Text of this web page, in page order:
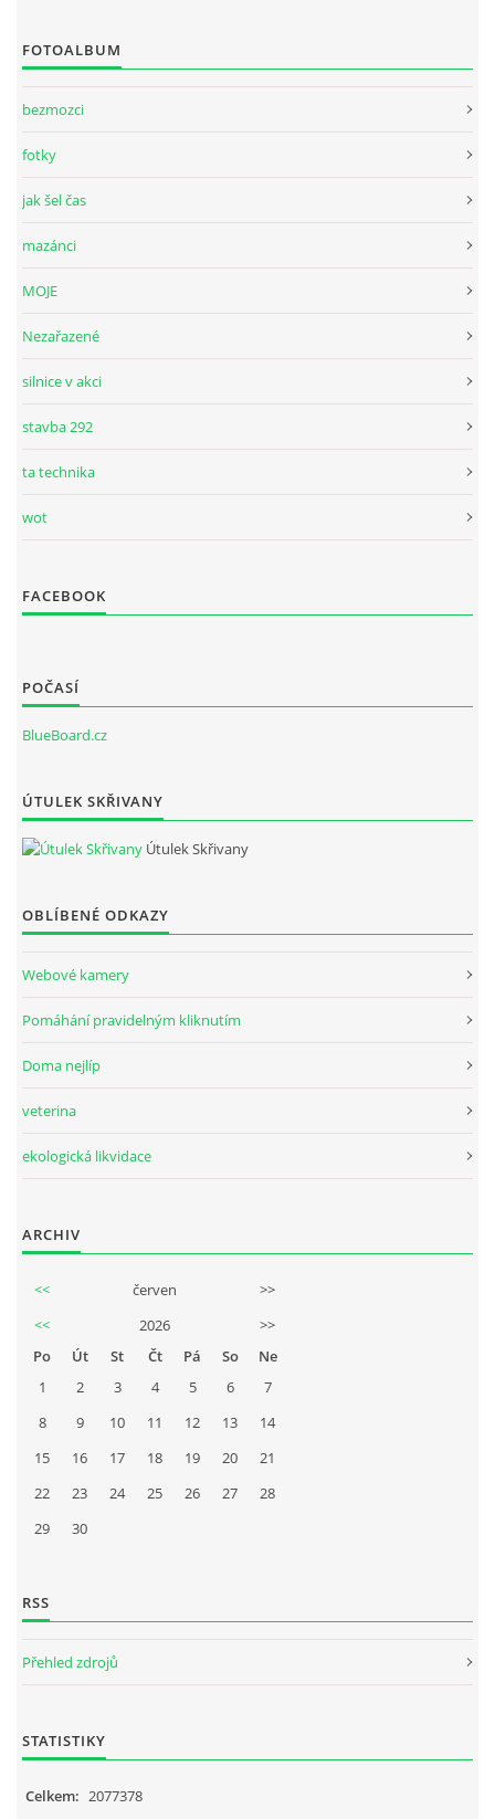
FOTOALBUM
bezmozci
fotky
jak šel čas
mazánci
MOJE
Nezařazené
silnice v akci
stavba 292
ta technika
wot
FACEBOOK
POČASÍ
BlueBoard.cz
ÚTULEK SKŘIVANY
Útulek Skřivany
OBLÍBENÉ ODKAZY
Webové kamery
Pomáhání pravidelným kliknutím
Doma nejlíp
veterina
ekologická likvidace
ARCHIV
<< červen
>>
<<
2026
>>
Po
Út St Čt Pá So
Ne
1
2 3 4 5 6
7
8
9 10 11 12 13
14
15
16 17 18 19 20
21
22
23 24 25 26 27
28
29
30
RSS
Přehled zdrojů
STATISTIKY
Celkem: 2077378